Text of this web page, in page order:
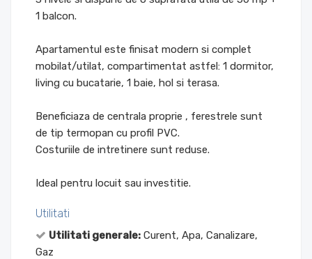
1 balcon.
Apartamentul este finisat modern si complet
mobilat/utilat, compartimentat astfel: 1 dormitor,
living cu bucatarie, 1 baie, hol si terasa.
Beneficiaza de centrala proprie , ferestrele sunt
de tip termopan cu profil PVC.
Costuriile de intretinere sunt reduse.
Ideal pentru locuit sau investitie.
Utilitati
Utilitati generale: Curent, Apa, Canalizare,
Gaz